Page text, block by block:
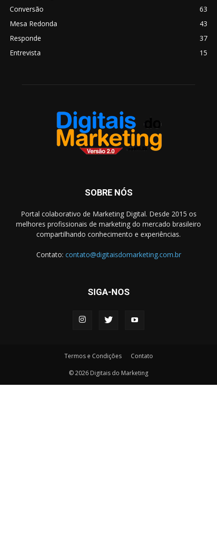
Conversão
63
Mesa Redonda
43
Responde
37
Entrevista
15
SOBRE NÓS
Portal colaborativo de Marketing Digital. Desde 2015 os
melhores profissionais de marketing do mercado brasileiro
compartilhando conhecimento e experiências.
Contato: contato@digitaisdomarketing.com.br
SIGA-NOS
Termos e Condições Contato
© 2026 Digitais do Marketing